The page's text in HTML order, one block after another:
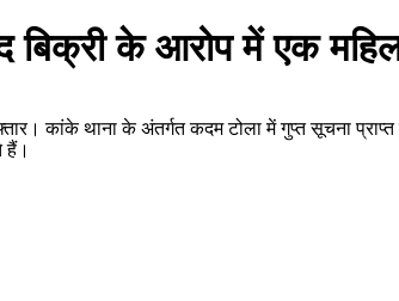
के आरोप में एक
कांके थाना के अंतर्गत कदम टोला में गुप्त सूचना
हैं।